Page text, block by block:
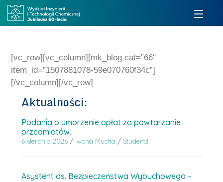
[vc_row][vc_column][mk_blog cat=”66″
item_id=”1507881078-59e070760f34c”]
[/vc_column][/vc_row]
Aktualności:
Podania o umorzenie opłat za powtarzanie
przedmiotów.
6 sierpnia 2026 / Iwona Mucha / Studenci
Asystent ds. Bezpieczeństwa Wybuchowego –